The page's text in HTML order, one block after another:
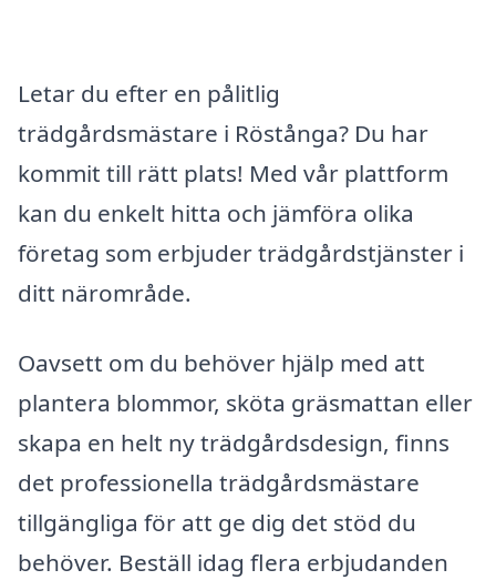
Letar du efter en pålitlig
trädgårdsmästare i Röstånga? Du har
kommit till rätt plats! Med vår plattform
kan du enkelt hitta och jämföra olika
företag som erbjuder trädgårdstjänster i
ditt närområde.
Oavsett om du behöver hjälp med att
plantera blommor, sköta gräsmattan eller
skapa en helt ny trädgårdsdesign, finns
det professionella trädgårdsmästare
tillgängliga för att ge dig det stöd du
behöver. Beställ idag flera erbjudanden